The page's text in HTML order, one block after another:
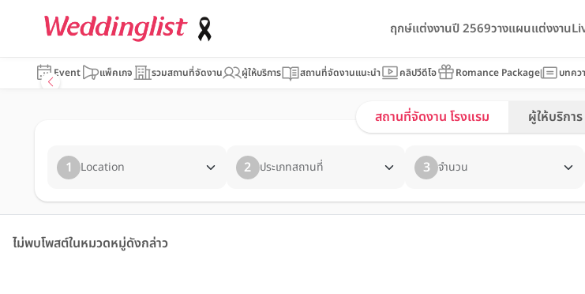
ฤกษ์แต่งงานปี 2569วางแผนแต่งงาน
Event แพ็คเกจ รวมสถานที่จัดงาน ผู้ให้บริการ สถานที่จัดงานแนะนำ คลิปวีดีโอ Romance Package บทคว
สถานที่จัดงาน โรงแรม ผู้ให้บริการ
1 Location 2 ประเภทสถานที่ 3 จำนวน
ไม่พบโพสต์ในหมวดหมู่ดังกล่าว